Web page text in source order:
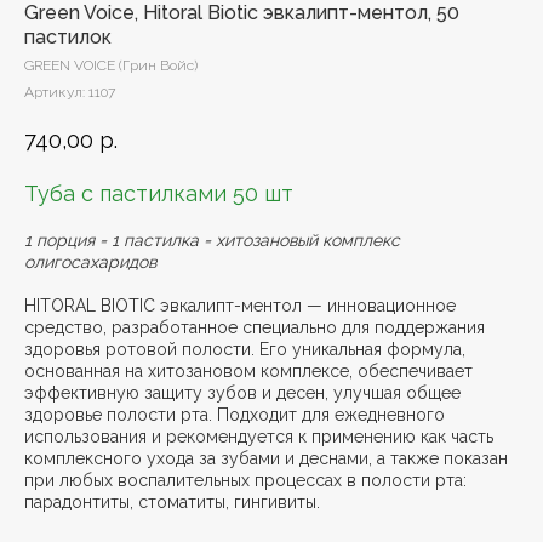
Green Voice, Hitoral Biotic эвкалипт-ментол, 50
пастилок
GREEN VOICE (Грин Войс)
Артикул: 1107
740,00 р.
Туба с пастилками 50 шт
1 порция = 1 пастилка = хитозановый комплекс
олигосахаридов
HITORAL BIOTIC эвкалипт-ментол — инновационное
средство, разработанное специально для поддержания
здоровья ротовой полости. Его уникальная формула,
основанная на хитозановом комплексе, обеспечивает
эффективную защиту зубов и десен, улучшая общее
здоровье полости рта. Подходит для ежедневного
использования и рекомендуется к применению как часть
комплексного ухода за зубами и деснами, а также показан
при любых воспалительных процессах в полости рта:
парадонтиты, стоматиты, гингивиты.